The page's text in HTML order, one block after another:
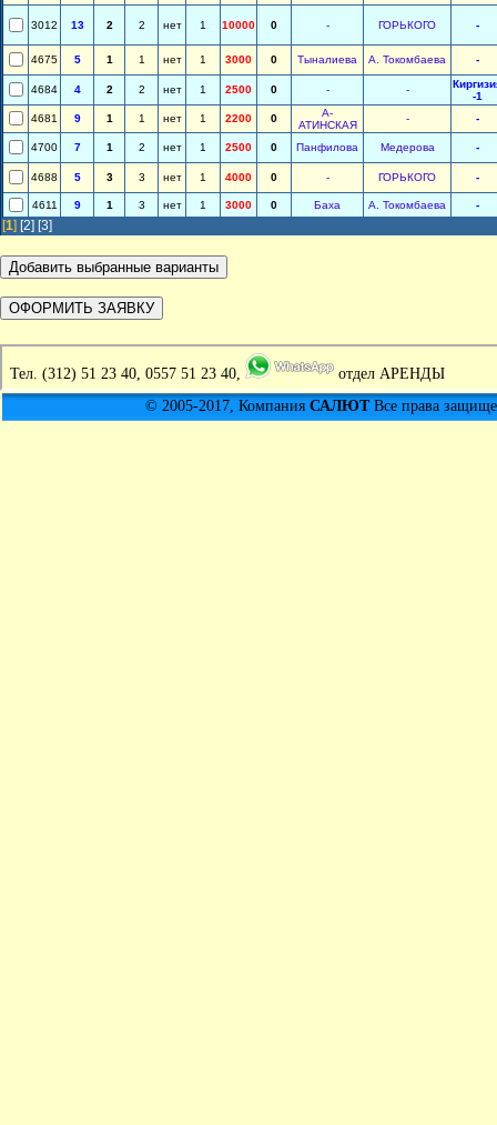
3012 13 2 2 нет 1 10000 0 - ГОРЬКОГО -
4675 5 1 1 нет 1 3000 0 Тыналиева А. Токомбаева -
4684 4 2 2 нет 1 2500 0 - -
-1
4681
9 1 1 нет 1 2200 0
А-
АТИНСКАЯ
- -
4700 7 1 2 нет 1 2500 0 Панфилова Медерова -
4688 5 3 3 нет 1 4000 0 - ГОРЬКОГО -
4611 9 1 3 нет 1 3000 0 Баха А. Токомбаева -
[1] [2] [3]
Тел. (312) 51 23 40, 0557 51 23 40,
отдел АРЕНДЫ
© 2005-2017, Компания САЛЮТВсе права